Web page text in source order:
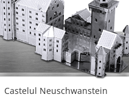
Castelul Neuschwanstein